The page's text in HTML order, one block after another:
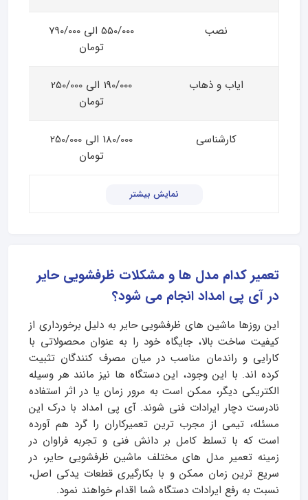
نصب
550/000 الی 790/000
تومان
ایاب و ذهاب
190/000 الی 250/000
تومان
کارشناسی
180/000 الی 250/000
تومان
نمایش بیشتر
تعمیر کدام مدل ها و مشکلات ظرفشویی حایر
در آی پی امداد انجام می شود؟
این روزها ماشین‌ های ظرفشویی حایر به دلیل برخورداری از
کیفیت ساخت بالا، جایگاه خود را به عنوان محصولاتی با
کارایی و راندمان مناسب در میان مصرف‌ کنندگان تثبیت
کرده‌ اند. با این وجود، این دستگاه‌ ها نیز مانند هر وسیله
الکتریکی دیگر، ممکن است به مرور زمان یا در اثر استفاده
نادرست دچار ایرادات فنی شوند. آی‌ پی امداد با درک این
مسئله، تیمی از مجرب‌ ترین تعمیرکاران را گرد هم آورده
است که با تسلط کامل بر دانش فنی و تجربه فراوان در
زمینه تعمیر مدل‌ های مختلف ماشین ظرفشویی حایر، در
سریع‌ ترین زمان ممکن و با بکارگیری قطعات یدکی اصل،
نسبت به رفع ایرادات دستگاه شما اقدام خواهند نمود.